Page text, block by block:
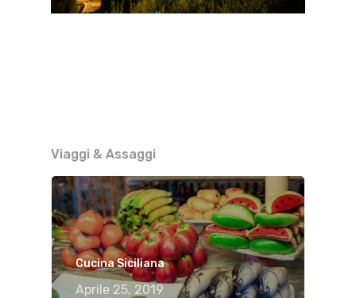
Viaggi & Assaggi
Cucina Siciliana
Aprile 25, 2019